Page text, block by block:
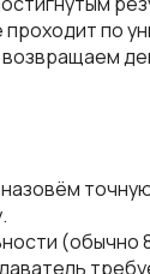
по
(обычно